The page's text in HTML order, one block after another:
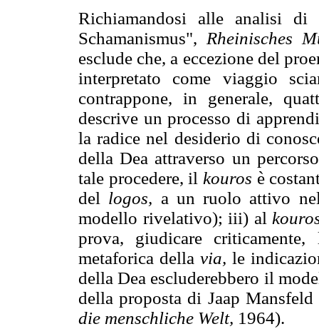
Richiamandosi alle analisi
Schamanismus",Rheinisches
esclude che, a eccezione del
interpretato come viaggio
contrappone, in generale,
descrive un processo di
la radice nel desiderio di
della Dea attraverso un
tale procedere, il kouros è
del logos, a un ruolo attivo
modello rivelativo); iii) al
prova, giudicare
metaforica della via, le
della Dea escluderebbero il
della proposta di Jaap
die menschliche Welt, 1964).